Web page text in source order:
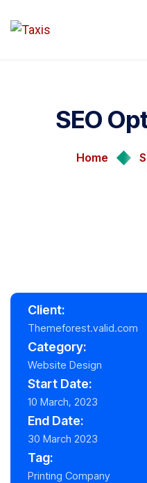
SEO
Home
Client:
Themeforest.valid.com
Category:
Website Design
Start Date:
10 March, 2023
End Date:
30 March 2023
Tag:
Printing Company